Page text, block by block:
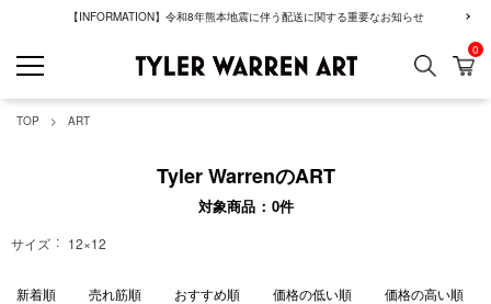
【INFORMATION】令和8年熊本地震に伴う配送に関する重要なお知らせ
GREENROOM
検索 カ
0
TOP ART
Tyler WarrenのART
対象商品 0件
サイズ 12×12
新着順 売れ筋順 おすすめ順 価格の低い順 価格の高い順